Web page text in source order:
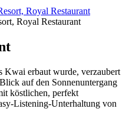
Royal Restaurant
Kwai erbaut wurde, verzaubert
auf den Sonnenuntergang
köstlichen, perfekt
Listening-Unterhaltung von